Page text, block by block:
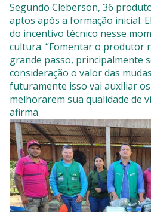
Segundo Cleberson, 36
aptos após a formação inicial.
do incentivo técnico nesse
cultura. “Fomentar o produtor
grande passo, principalmente
consideração o valor das
futuramente isso vai auxiliar
melhorarem sua qualidade de
afirma.